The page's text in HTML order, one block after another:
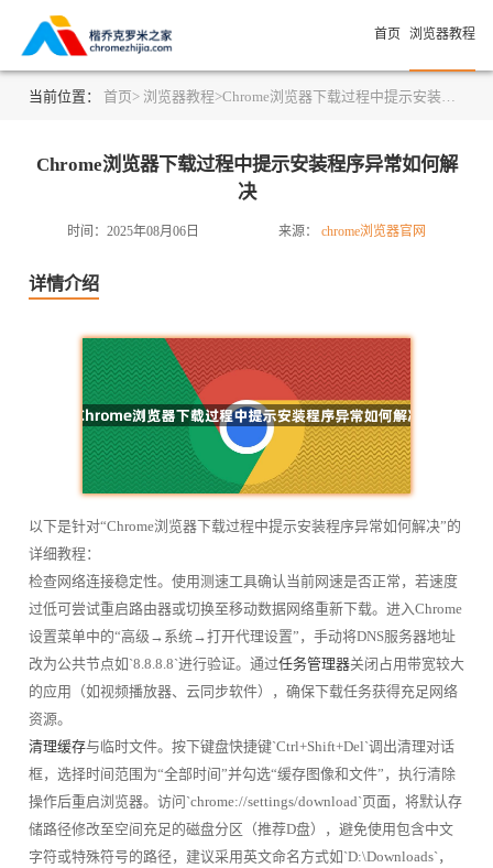
首页 浏览器教程
当前位置： 首页> 浏览器教程>Chrome浏览器下载过程中提示安装程序异常如何解决
Chrome浏览器下载过程中提示安装程序异常如何解
决
时间：2025年08月06日 来源： chrome浏览器官网
详情介绍
以下是针对“Chrome浏览器下载过程中提示安装程序异常如何解决”的
详细教程：
检查网络连接稳定性。使用测速工具确认当前网速是否正常，若速度
过低可尝试重启路由器或切换至移动数据网络重新下载。进入Chrome
设置菜单中的“高级→系统→打开代理设置”，手动将DNS服务器地址
改为公共节点如`8.8.8.8`进行验证。通过任务管理器关闭占用带宽较大
的应用（如视频播放器、云同步软件），确保下载任务获得充足网络
资源。
清理缓存与临时文件。按下键盘快捷键`Ctrl+Shift+Del`调出清理对话
框，选择时间范围为“全部时间”并勾选“缓存图像和文件”，执行清除
操作后重启浏览器。访问`chrome://settings/download`页面，将默认存
储路径修改至空间充足的磁盘分区（推荐D盘），避免使用包含中文
字符或特殊符号的路径，建议采用英文命名方式如`D:\Downloads`，